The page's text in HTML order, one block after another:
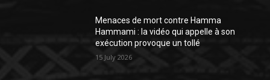
Menaces de mort contre Hamma
Hammami : la vidéo qui appelle à son
exécution provoque un tollé
15 July 2026